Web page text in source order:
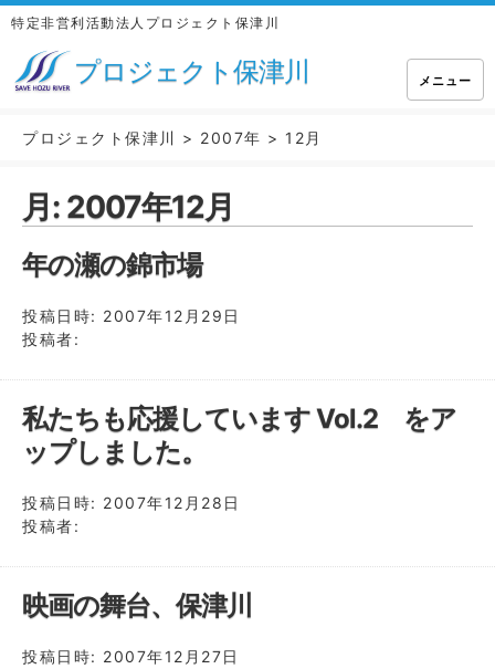
特定非営利活動法人プロジェクト保津川
プロジェクト保津川 メニュー
プロジェクト保津川 > 2007年 > 12月
月: 2007年12月
年の瀬の錦市場
投稿日時: 2007年12月29日
投稿者:
私たちも応援しています Vol.2 をア
ップしました。
投稿日時: 2007年12月28日
投稿者:
映画の舞台、保津川
投稿日時: 2007年12月27日